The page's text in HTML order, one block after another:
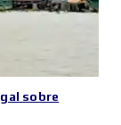
sobre